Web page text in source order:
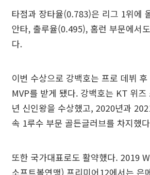
타점과 장타율(0.783)은 리그 1위에
안타, 출루율(0.495), 홈런 부문에서
다.
이번 수상으로 강백호는 프로 데뷔
MVP를 받게 됐다. 강백호는 KT 위
년 신인왕을 수상했고, 2020년과
속 1루수 부문 골든글러브를 차지했
또한 국가대표로도 활약했다. 2019
소프트볼연맹) 프리미어12에서는 은